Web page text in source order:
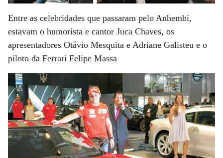
Entre as celebridades que passaram pelo Anhembi,
estavam o humorista e cantor Juca Chaves, os
apresentadores Otávio Mesquita e Adriane Galisteu e o
piloto da Ferrari Felipe Massa